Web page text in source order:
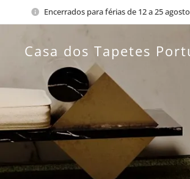
Encerrados para férias de 12 a 25 agosto
Casa dos Tapetes